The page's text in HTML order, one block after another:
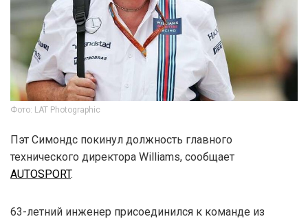
Фото: LAT Photographic
Пэт Симондс покинул должность главного
технического директора Williams, сообщает
AUTOSPORT.
63-летний инженер присоединился к команде из